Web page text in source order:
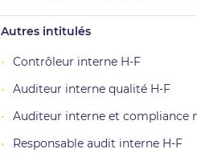
Autres intitulés
Contrôleur interne H-F
Auditeur interne qualité H-F
Auditeur interne et compliance
Responsable audit interne H-F